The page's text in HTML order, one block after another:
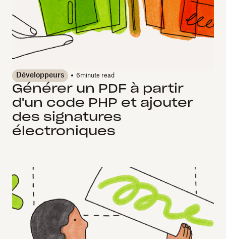
Développeurs 6minute read
Générer un PDF à partir
d'un code PHP et ajouter
des signatures
électroniques